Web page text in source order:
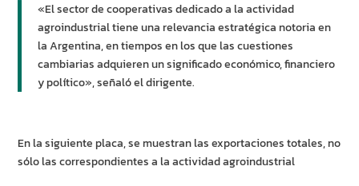
«El sector de cooperativas dedicado a la actividad
agroindustrial tiene una relevancia estratégica notoria en
la Argentina, en tiempos en los que las cuestiones
cambiarias adquieren un significado económico, financiero
y político», señaló el dirigente.
En la siguiente placa, se muestran las exportaciones totales, no
sólo las correspondientes a la actividad agroindustrial